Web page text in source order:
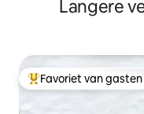
Langere
Topfavoriet van
Favoriet van gasten